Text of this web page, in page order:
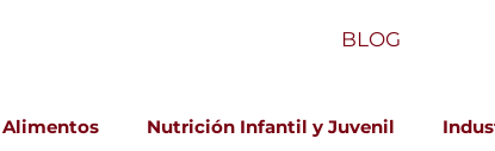
BLOG
Nutrición Infantil y Juvenil